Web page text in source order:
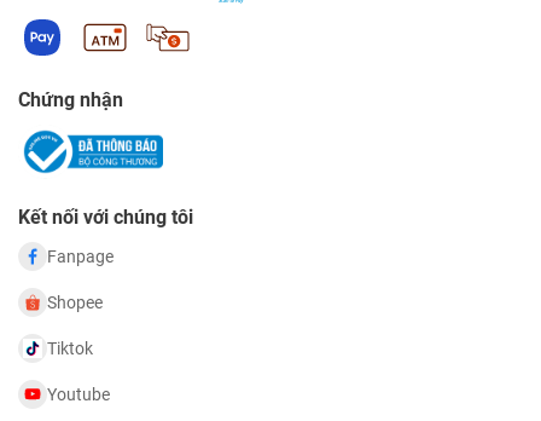
Chứng nhận
Kết nối với chúng tôi
Fanpage
Shopee
Tiktok
Youtube